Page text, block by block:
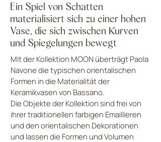
Ein Spiel von Schatten
materialisiert sich zu einer hohen
Vase, die sich zwischen Kurven
und Spiegelungen bewegt
Mit der Kollektion MOON überträgt Paola
Navone die typischen orientalischen
Formen in die Materialität der
Keramikvasen von Bassano.
Die Objekte der Kollektion sind frei von
ihrer traditionellen farbigen Emaillieren
und den orientalischen Dekorationen
und lassen die Formen und Volumen